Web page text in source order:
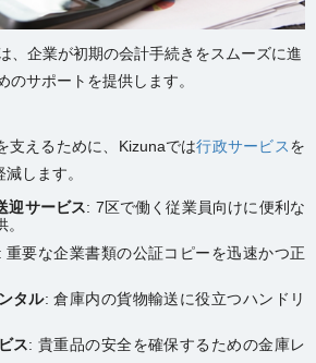
、企業が初期の会計手続きをスムーズに進
のサポートを提供します。
支えるために、Kizunaでは行政サービスを
します。
迎サービス: 7区で働く従業員向けに便利な
: 重要な企業書類の公証コピーを迅速かつ正
タル: 倉庫内の貨物輸送に役立つハンドリ
ス: 貴重品の安全を確保するための金庫レ